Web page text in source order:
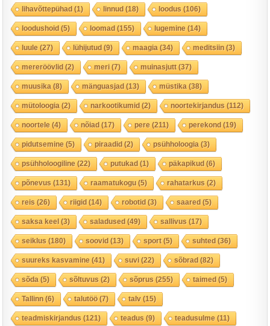
lihavõttepühad(1) linnud(18) loodus (106)
loodushoid(5) loomad(155) lugemine (14)
luule (27) lühijutud(9) maagia (34) meditsiin(3)
mereröövlid(2) meri(7) muinasjutt(37)
muusika (8) mänguasjad(13) müstika (38)
mütoloogia (2) narkootikumid(2) noortekirjandus (112)
noortele (4) nõiad(17) pere (211) perekond(19)
pidutsemine (5) piraadid(2) psühholoogia (3)
psühholoogiline (22) putukad(1) päkapikud(6)
põnevus (131) raamatukogu(5) rahatarkus (2)
reis (26) riigid(14) robotid(3) saared(5)
saksa keel(3) saladused(49) sallivus (17)
seiklus (180) soovid(13) sport(5) suhted(36)
suureks kasvamine (41) suvi(22) sõbrad(82)
sõda (5) sõltuvus (2) sõprus (255) taimed(5)
Tallinn(6) talutöö(7) talv(15)
teadmiskirjandus (121) teadus (9) teadusulme (11)